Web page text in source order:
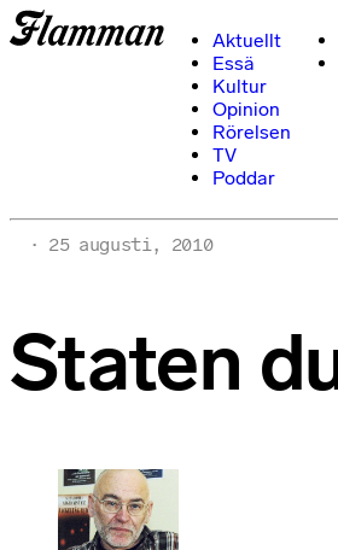
Aktuellt
Essä
Kultur
Opinion
Rörelsen
TV
Poddar
25 augusti, 2010
Staten